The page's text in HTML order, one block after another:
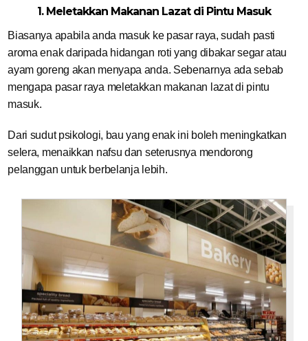
1. Meletakkan Makanan Lazat di Pintu Masuk
Biasanya apabila anda masuk ke pasar raya, sudah pasti
aroma enak daripada hidangan roti yang dibakar segar atau
ayam goreng akan menyapa anda. Sebenarnya ada sebab
mengapa pasar raya meletakkan makanan lazat di pintu
masuk.
Dari sudut psikologi, bau yang enak ini boleh meningkatkan
selera, menaikkan nafsu dan seterusnya mendorong
pelanggan untuk berbelanja lebih.